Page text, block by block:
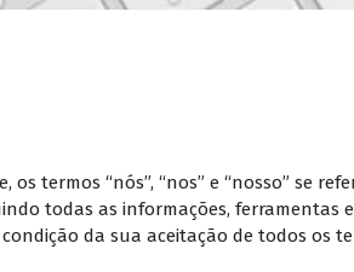
os termos “nós”, “nos” e “nosso” se
todas as informações, ferramentas
da sua aceitação de todos os